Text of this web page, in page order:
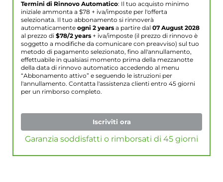
Termini di Rinnovo Automatico: Il tuo acquisto minimo
iniziale ammonta a $78 + iva/imposte per l'offerta
selezionata. Il tuo abbonamento si rinnoverà
automaticamente ogni 2 years a partire dal 07 August 2028
al prezzo di $78/2 years + iva/imposte (il prezzo di rinnovo è
soggetto a modifiche da comunicare con preavviso) sul tuo
metodo di pagamento selezionato, fino all'annullamento,
effettuabile in qualsiasi momento prima della mezzanotte
della data di rinnovo automatico accedendo al menu
“Abbonamento attivo” e seguendo le istruzioni per
l'annullamento. Contatta l'assistenza clienti entro 45 giorni
per un rimborso completo.
Iscriviti ora
Garanzia soddisfatti o rimborsati di 45 giorni